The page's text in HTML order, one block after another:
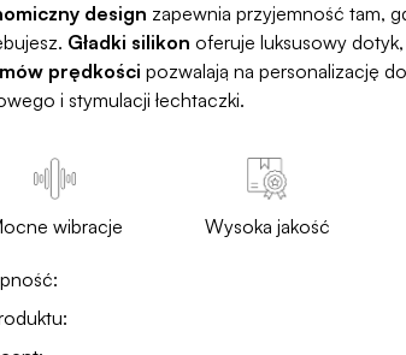
design zapewnia przyjemność tam,
Gładki silikon oferuje luksusowy dotyk,
prędkości pozwalają na personalizację
i stymulacji łechtaczki.
wibracje Wysoka jakość